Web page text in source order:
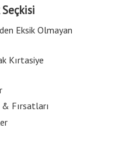
Eksik Olmayan
Kırtasiye
Fırsatları